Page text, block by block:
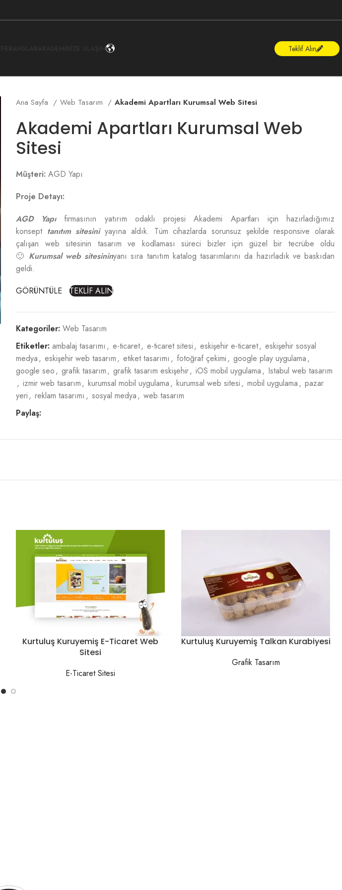
Teklif Alın
Ana Sayfa Web Tasarım Akademi Apartları Kurumsal Web Sitesi
Akademi Apartları Kurumsal Web
Sitesi
Müşteri: AGD Yapı
Proje Detayı:
AGD Yapıfirmasının yatırım odaklı projesi Akademi Apartları için hazırladığımız
konsept tanıtım sitesiniyayına aldık. Tüm cihazlarda sorunsuz şekilde responsive olarak
çalışan web sitesinin tasarım ve kodlaması süreci bizler için güzel bir tecrübe oldu
🙂 Kurumsal web sitesininyanı sıra tanıtım katalog tasarımlarını da hazırladık ve baskıdan
geldi.
GÖRÜNTÜLE
TEKLİF ALIN
Kategoriler: Web Tasarım
Etiketler: ambalaj tasarımı , e-ticaret, e-ticaret sitesi, eskişehir e-ticaret, eskişehir sosyal
medya, eskişehir web tasarım, etiket tasarımı , fotoğraf çekimi, google play uygulama,
google seo, grafik tasarım, grafik tasarım eskişehir, iOS mobil uygulama, Istabul web tasarım
, izmir web tasarım, kurumsal mobil uygulama, kurumsal web sitesi, mobil uygulama, pazar
yeri, reklam tasarımı , sosyal medya, web tasarım
Paylaş:
Kurtuluş Kuruyemiş E-Ticaret Web
Sitesi
E-Ticaret Sitesi
Kurtuluş Kuruyemiş Talkan Kurabiyesi
Grafik Tasarım